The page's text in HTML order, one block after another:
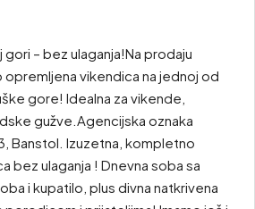
gori – bez ulaganja!Na prodaju
vikendica na jednoj od
gore! Idealna za vikende,
gužve.Agencijska oznaka
Banstol. Izuzetna, kompletno
bez ulaganja ! Dnevna soba sa
i kupatilo, plus divna natkrivena